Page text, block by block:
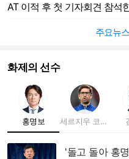
주요뉴스
화제의 선수
홍명보 세르지우 코스타
'돌고 돌아 홍